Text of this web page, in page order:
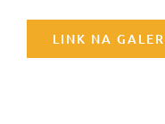
LINK NA